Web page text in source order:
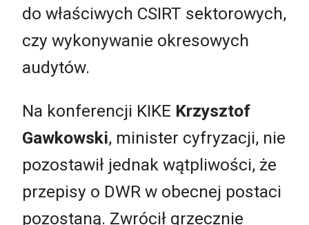
do właściwych CSIRT sektorowych,
czy wykonywanie okresowych
audytów.
Na konferencji KIKE Krzysztof
Gawkowski, minister cyfryzacji, nie
pozostawił jednak wątpliwości, że
przepisy o DWR w obecnej postaci
pozostaną. Zwrócił grzecznie